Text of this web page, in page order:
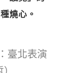
燒心。